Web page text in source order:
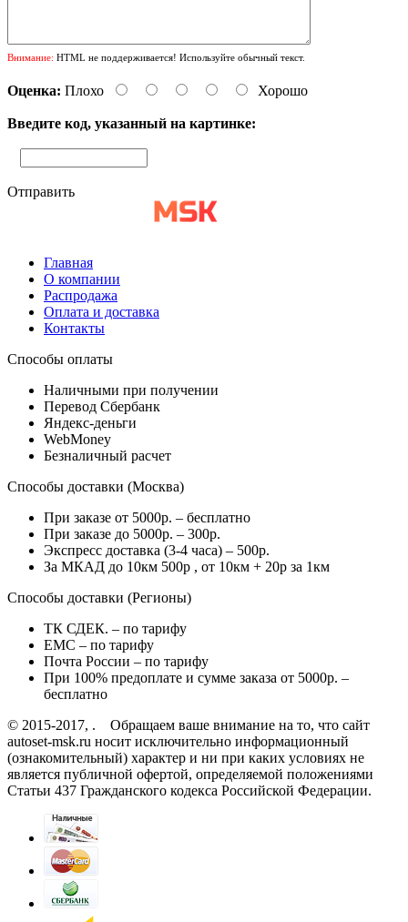
Внимание: HTML не поддерживается! Используйте обычный текст.
Оценка: Плохо Хорошо
Введите код, указанный на картинке:
Отправить
Главная
О компании
Распродажа
Оплата и доставка
Контакты
Способы оплаты
Наличными при получении
Перевод Сбербанк
Яндекс-деньги
WebMoney
Безналичный расчет
Способы доставки (Москва)
При заказе от 5000р. – бесплатно
При заказе до 5000р. – 300р.
Экспресс доставка (3-4 часа) – 500р.
За МКАД до 10км 500р , от 10км + 20р за 1км
Способы доставки (Регионы)
ТК СДЕК. – по тарифу
EMC – по тарифу
Почта России – по тарифу
При 100% предоплате и сумме заказа от 5000р. –
бесплатно
© 2015-2017, . Обращаем ваше внимание на то, что сайт
autoset-msk.ru носит исключительно информационный
(ознакомительный) характер и ни при каких условиях не
является публичной офертой, определяемой положениями
Статьи 437 Гражданского кодекса Российской Федерации.